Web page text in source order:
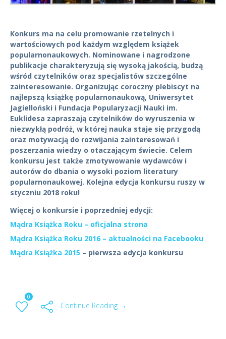
Konkurs ma na celu promowanie rzetelnych i
wartościowych pod każdym względem książek
popularnonaukowych. Nominowane i nagrodzone
publikacje charakteryzują się wysoką jakością, budzą
wśród czytelników oraz specjalistów szczególne
zainteresowanie. Organizując coroczny plebiscyt na
najlepszą książkę popularnonaukową, Uniwersytet
Jagielloński i Fundacja Popularyzacji Nauki im.
Euklidesa zapraszają czytelników do wyruszenia w
niezwykłą podróż, w której nauka staje się przygodą
oraz motywacją do rozwijania zainteresowań i
poszerzania wiedzy o otaczającym świecie. Celem
konkursu jest także zmotywowanie wydawców i
autorów do dbania o wysoki poziom literatury
popularnonaukowej. Kolejna edycja konkursu ruszy w
styczniu 2018 roku!
Więcej o konkursie i poprzedniej edycji:
Mądra Książka Roku – oficjalna strona
Mądra Książka Roku 2016 – aktualności na Facebooku
Mądra Książka 2015 – pierwsza edycja konkursu
0
Continue Reading →